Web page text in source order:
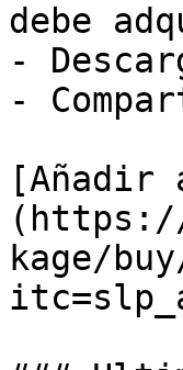
debe
-
-
(https://
kage/